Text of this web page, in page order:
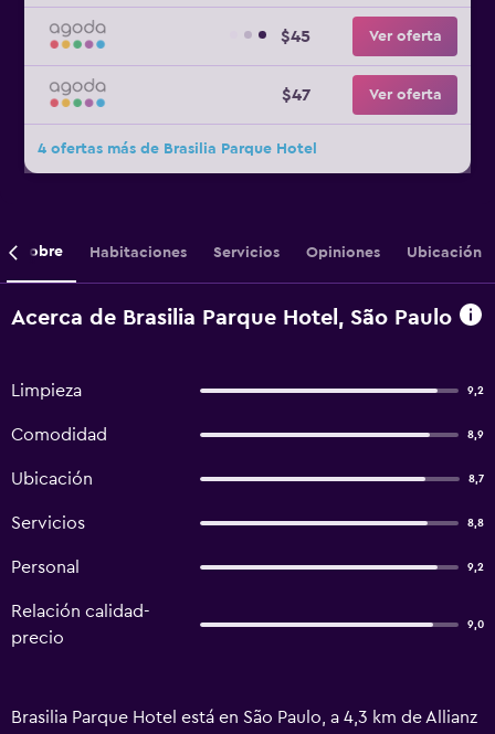
$45 Ver oferta
$47 Ver oferta
4 ofertas más de Brasilia Parque Hotel
Sobre Habitaciones Servicios Opiniones Ubicación
Acerca de Brasilia Parque Hotel, São Paulo
Limpieza 9,2
Comodidad 8,9
Ubicación 8,7
Servicios 8,8
Personal 9,2
Relación calidad-
precio
9,0
Brasilia Parque Hotel está en São Paulo, a 4,3 km de Allianz